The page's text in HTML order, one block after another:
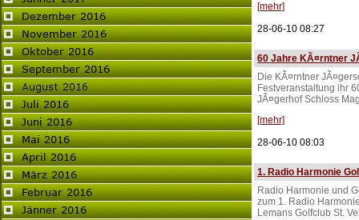
[mehr]
28-06-10 08:27
60 Jahre KÃ¤rntner
Die KÃ¤rntner
Festveranstaltung ihr
JÃ¤gerhof Schloss
[mehr]
28-06-10 08:03
1. Radio Harmonie
Radio Harmonie und
zum 1. Radio
Lemans Golfclub St.